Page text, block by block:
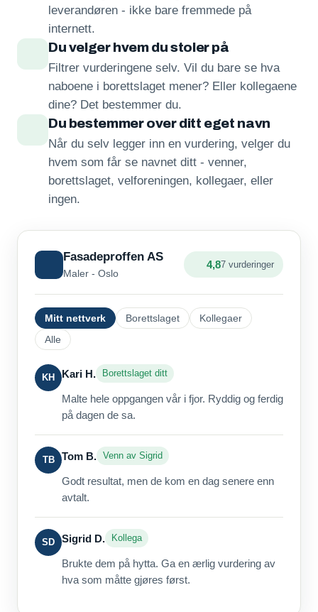
leverandøren - ikke bare fremmede på
internett.
Du velger hvem du stoler på
Filtrer vurderingene selv. Vil du bare se hva
naboene i borettslaget mener? Eller kollegaene
dine? Det bestemmer du.
Du bestemmer over ditt eget navn
Når du selv legger inn en vurdering, velger du
hvem som får se navnet ditt - venner,
borettslaget, velforeningen, kollegaer, eller
ingen.
Fasadeproffen AS
Maler - Oslo
4,87 vurderinger
Mitt nettverk Borettslaget
Kollegaer
Alle
KH Kari H. Borettslaget ditt
Malte hele oppgangen vår i fjor. Ryddig og ferdig
på dagen de sa.
TB Tom B. Venn av Sigrid
Godt resultat, men de kom en dag senere enn
avtalt.
SD Sigrid D. Kollega
Brukte dem på hytta. Ga en ærlig vurdering av
hva som måtte gjøres først.